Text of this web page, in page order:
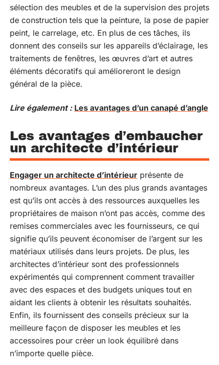
sélection des meubles et de la supervision des projets
de construction tels que la peinture, la pose de papier
peint, le carrelage, etc. En plus de ces tâches, ils
donnent des conseils sur les appareils d’éclairage, les
traitements de fenêtres, les œuvres d’art et autres
éléments décoratifs qui amélioreront le design
général de la pièce.
Lire également : Les avantages d’un canapé d’angle
Les avantages d’embaucher
un architecte d’intérieur
Engager un architecte d’intérieur présente de
nombreux avantages. L’un des plus grands avantages
est qu’ils ont accès à des ressources auxquelles les
propriétaires de maison n’ont pas accès, comme des
remises commerciales avec les fournisseurs, ce qui
signifie qu’ils peuvent économiser de l’argent sur les
matériaux utilisés dans leurs projets. De plus, les
architectes d’intérieur sont des professionnels
expérimentés qui comprennent comment travailler
avec des espaces et des budgets uniques tout en
aidant les clients à obtenir les résultats souhaités.
Enfin, ils fournissent des conseils précieux sur la
meilleure façon de disposer les meubles et les
accessoires pour créer un look équilibré dans
n’importe quelle pièce.